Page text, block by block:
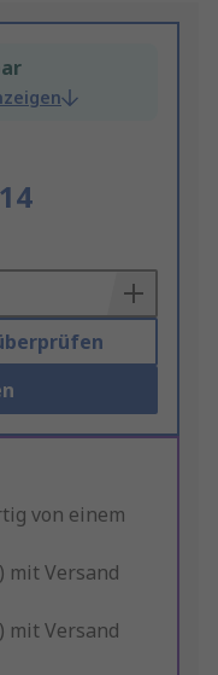
von einem
mit Versand
mit Versand